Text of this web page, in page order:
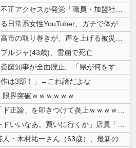
【速報】共同通信に天罰、不正アクセスが発覚「職員・加盟社・取引先などの...
【恐怖】酒とタバコを愛する日常系女性YouTuber、ガチで体が終わる...
【恐怖動画】反高市界隈「高市の取り巻きが、声を上げる被災地のおばちゃん...
ルジャ(43歳)、雪崩で死亡
兵庫県の左派の既得利権を斎藤知事が全面廃止、「県が何をするねん？」と存...
は3部！」←これ謎だよな
限界突破ｗｗｗｗｗｗ
【悲報】 有吉、一般人に「ド正論」を叩きつけて炎上ｗｗｗｗｗｗｗｗ
【画像】 ワイ「アルファードいいなあ。買いに行くか」店員「ほいっ見積も...
【画像】 「キム兄」こと芸人・木村祐一さん（63歳）、最新の松本人志さ...